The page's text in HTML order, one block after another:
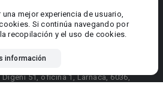
mejor experiencia de usuario,
Si continúa navegando por
recopilación y el uso de cookies.
información
de libros
derechos reservados.
51, oficina 1, Larnaca, 6036,